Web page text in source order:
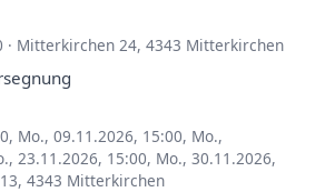
· Mitterkirchen 24, 4343 Mitterkirchen
, Mo., 09.11.2026, 15:00, Mo.,
23.11.2026, 15:00, Mo., 30.11.2026,
4343 Mitterkirchen